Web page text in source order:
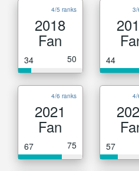
4/5 ranks
2018
Fan
34 50
3/
44
4/6 ranks
2021
Fan
67 75
4/
57